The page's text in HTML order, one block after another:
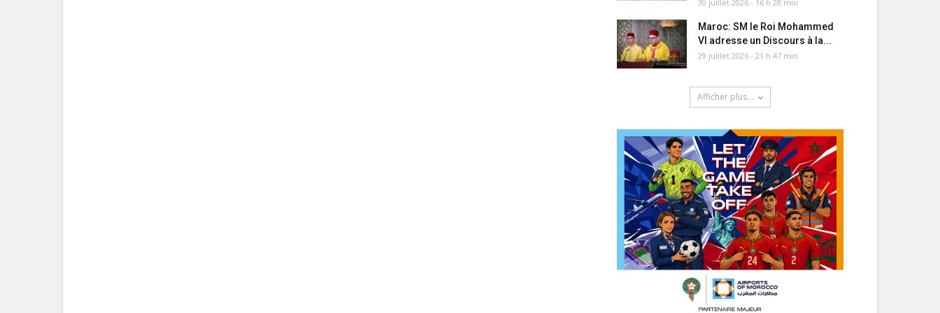
30 juillet 2026 - 16 h 28 min
Maroc: SM le Roi Mohammed
VI adresse un Discours à la...
29 juillet 2026 - 21 h 47 min
Afficher plus...